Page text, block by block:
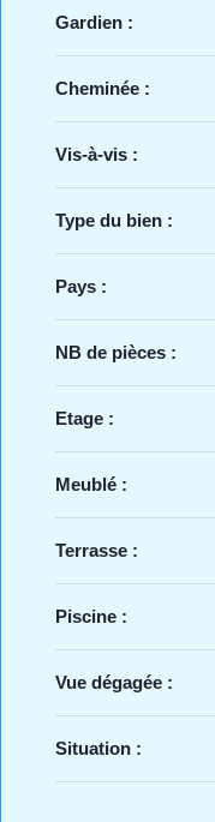
Gardien :
Cheminée :
Vis-à-vis :
Type du bien :
Pays :
NB de pièces :
Etage :
Meublé :
Terrasse :
Piscine :
Vue dégagée :
Situation :